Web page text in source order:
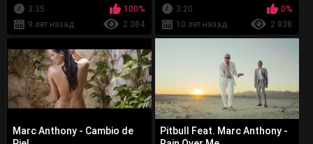
3:35
100%
9 лет назад
2 384
3:20
0%
10 лет назад
2 838
Marc Anthony - Cambio de
Pitbull Feat. Marc Anthony -